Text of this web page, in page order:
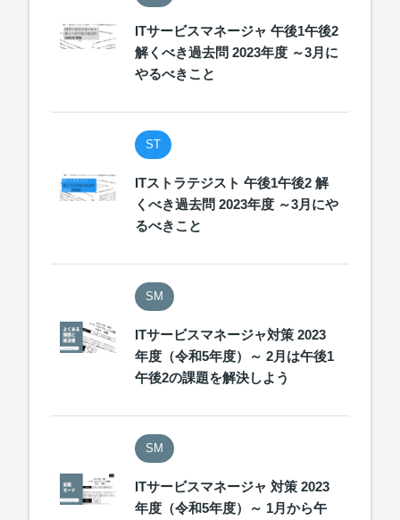
ITサービスマネージャ 午後1午後2
解くべき過去問 2023年度 ～3月に
やるべきこと
ST
ITストラテジスト 午後1午後2 解
くべき過去問 2023年度 ～3月にや
るべきこと
SM
ITサービスマネージャ対策 2023
年度（令和5年度）～ 2月は午後1
午後2の課題を解決しよう
SM
ITサービスマネージャ 対策 2023
年度（令和5年度）～ 1月から午